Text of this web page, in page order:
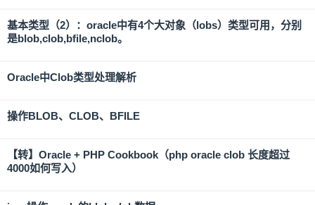
基本类型（2）：oracle中有4个大对象（lobs）类型可用，分别
是blob,clob,bfile,nclob。
Oracle中Clob类型处理解析
操作BLOB、CLOB、BFILE
【转】Oracle + PHP Cookbook（php oracle clob 长度超过
4000如何写入）